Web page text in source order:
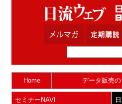
Home データ販売の
セミナーNAVI